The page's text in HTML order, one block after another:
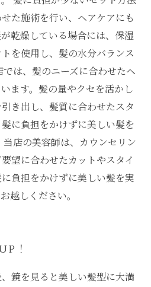
た施術を行い、ヘアケアにも
乾燥している場合には、保湿
を使用し、髪の水分バランス
は、髪のニーズに合わせたヘ
ます。髪の量やクセを活かし
き出し、髪質に合わせたスタ
に負担をかけずに美しい髪を
店の美容師は、カウンセリン
望に合わせたカットやスタイ
負担をかけずに美しい髪を実
越しください。
！
鏡を見ると美しい髪型に大満